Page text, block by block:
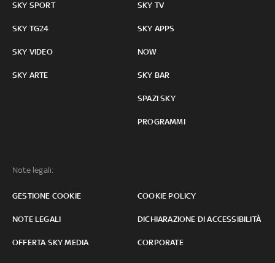
SKY SPORT
SKY TG24
SKY VIDEO
SKY ARTE
SKY TV
SKY APPS
NOW
SKY BAR
SPAZI SKY
PROGRAMMI
Note legali:
GESTIONE COOKIE COOKIE POLICY
NOTE LEGALI DICHIARAZIONE DI ACCESSIBILITÀ
OFFERTA SKY MEDIA CORPORATE